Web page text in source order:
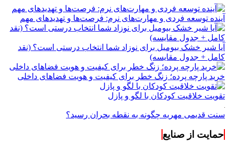
آینده توسعه فردی و مهارت‌های نرم: فرصت‌ها و تهدیدهای مهم
آیا شیر خشک بیومیل برای نوزاد شما انتخاب درستی است؟ (نقد
کامل + جدول مقایسه)
خرید پارچه پرده؛ زنگ خطر برای کیفیت و هویت فضاهای داخلی
تقویت خلاقیت کودکان با لگو و پازل
سنت قدیمی مهریه چگونه به نقطه بحران رسید؟
حمایت از صنایع